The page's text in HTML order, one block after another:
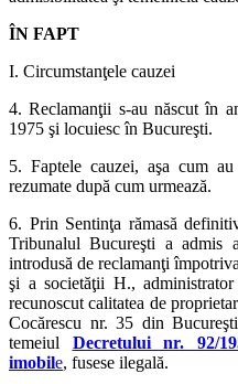
ÎN FAPT
I. Circumstanţele cauzei
4. Reclamanţii s-au născut în
1975 şi locuiesc în Bucureşti.
5. Faptele cauzei, aşa cum
rezumate după cum urmează.
6. Prin Sentinţa rămasă
Tribunalul Bucureşti a admis
introdusă de reclamanţi
şi a societăţii H.,
recunoscut calitatea de
Cocărescu nr. 35 din
temeiul Decretului nr. 92/
imobile, fusese ilegală.